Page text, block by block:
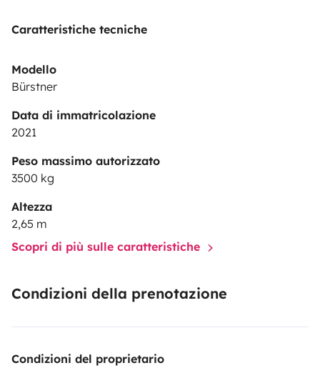
copie de la carte d'identité ainsi que du permis de
Caratteristiche tecniche
Modello
Bürstner
Data di immatricolazione
2021
Peso massimo autorizzato
3500 kg
Altezza
2,65 m
Scopri di più sulle caratteristiche
Condizioni della prenotazione
Condizioni del proprietario